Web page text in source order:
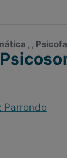
, ,
Parrondo